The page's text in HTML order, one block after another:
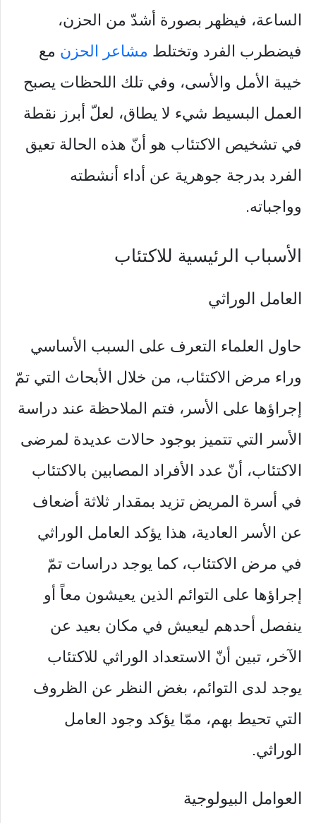
الساعة، فيظهر بصورة أشدّ من الحزن،
فيضطرب الفرد وتختلط مشاعر الحزن مع
خيبة الأمل والأسى، وفي تلك اللحظات يصبح
العمل البسيط شيء لا يطاق، لعلّ أبرز نقطة
في تشخيص الاكتئاب هو أنّ هذه الحالة تعيق
الفرد بدرجة جوهرية عن أداء أنشطته
وواجباته.
الأسباب الرئيسية للاكتئاب
العامل الوراثي
حاول العلماء التعرف على السبب الأساسي
وراء مرض الاكتئاب، من خلال الأبحاث التي تمّ
إجراؤها على الأسر، فتم الملاحظة عند دراسة
الأسر التي تتميز بوجود حالات عديدة لمرضى
الاكتئاب، أنّ عدد الأفراد المصابين بالاكتئاب
في أسرة المريض تزيد بمقدار ثلاثة أضعاف
عن الأسر العادية، هذا يؤكد العامل الوراثي
في مرض الاكتئاب، كما يوجد دراسات تمّ
إجراؤها على التوائم الذين يعيشون معاً أو
ينفصل أحدهم ليعيش في مكان بعيد عن
الآخر، تبين أنّ الاستعداد الوراثي للاكتئاب
يوجد لدى التوائم، بغض النظر عن الظروف
التي تحيط بهم، ممّا يؤكد وجود العامل
الوراثي.
العوامل البيولوجية